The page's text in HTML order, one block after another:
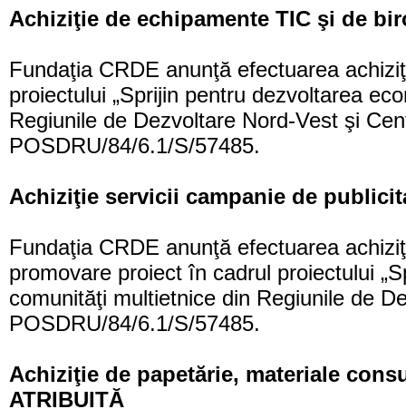
Achiziţie de echipamente TIC şi de
Fundaţia CRDE anunţă efectuarea
proiectului „Sprijin pentru dezvoltarea
Regiunile de Dezvoltare Nord-Vest şi
POSDRU/84/6.1/S/57485.
Achiziţie servicii campanie de
Fundaţia CRDE anunţă efectuarea
promovare proiect în cadrul proiectului
comunităţi multietnice din Regiunile de
POSDRU/84/6.1/S/57485.
Achiziţie de papetărie, materiale
ATRIBUITĂ